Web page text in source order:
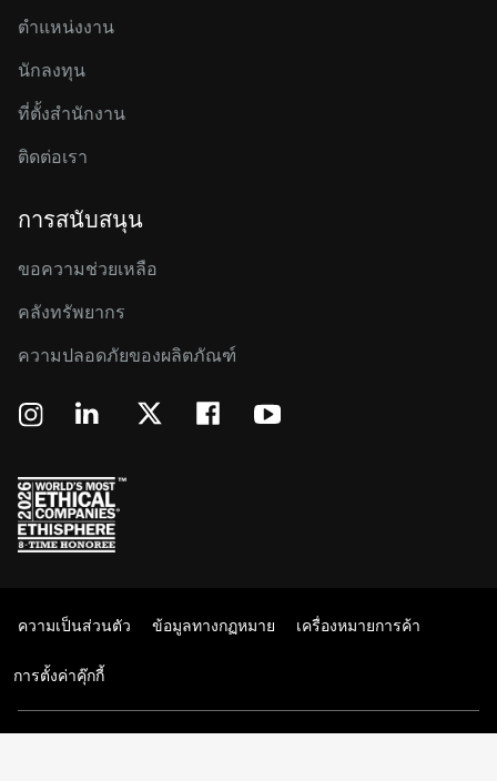
ตำแหน่งงาน
นักลงทุน
ที่ตั้งสำนักงาน
ติดต่อเรา
การสนับสนุน
ขอความช่วยเหลือ
คลังทรัพยากร
ความปลอดภัยของผลิตภัณฑ์
ความเป็นส่วนตัว ข้อมูลทางกฏหมาย เครื่องหมายการค้า
การตั้งค่าคุ๊กกี้